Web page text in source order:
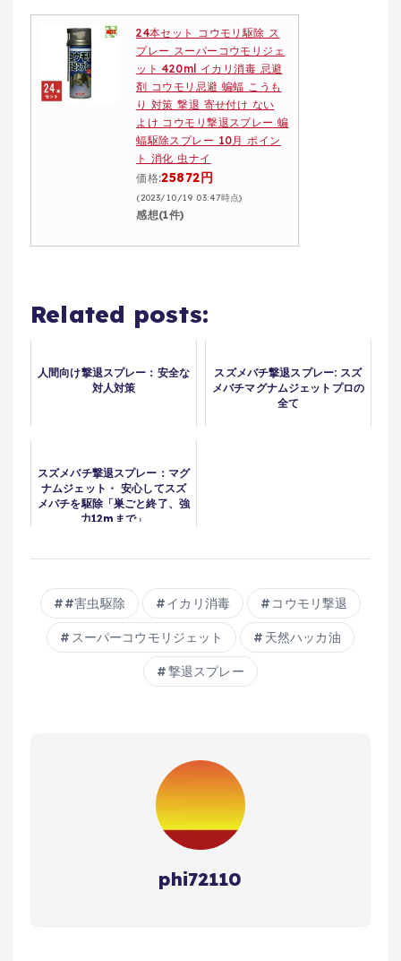
24本セット コウモリ駆除 ス
プレー スーパーコウモリジェ
ット 420ml イカリ消毒 忌避
剤 コウモリ忌避 蝙蝠 こうも
り 対策 撃退 寄せ付け ない
よけ コウモリ撃退スプレー 蝙
蝠駆除スプレー 10月 ポイン
ト 消化 虫ナイ
価格:25872円
(2023/10/19 03:47時点)
感想(1件)
Related posts:
人間向け撃退スプレー：安全な
対人対策
スズメバチ撃退スプレー: スズ
メバチマグナムジェットプロの
全て
スズメバチ撃退スプレー：マグ
ナムジェット・ 安心してスズ
メバチを駆除「巣ごと終了、強
力12mまで」
#害虫駆除 イカリ消毒 コウモリ撃退
スーパーコウモリジェット 天然ハッカ油
撃退スプレー
phi72110